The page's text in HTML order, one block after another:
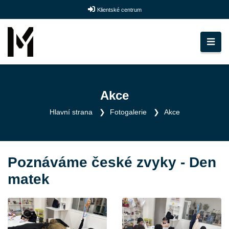
Klientské centrum
Akce
Hlavní strana Fotogalerie Akce
Poznáváme české zvyky - Den
matek